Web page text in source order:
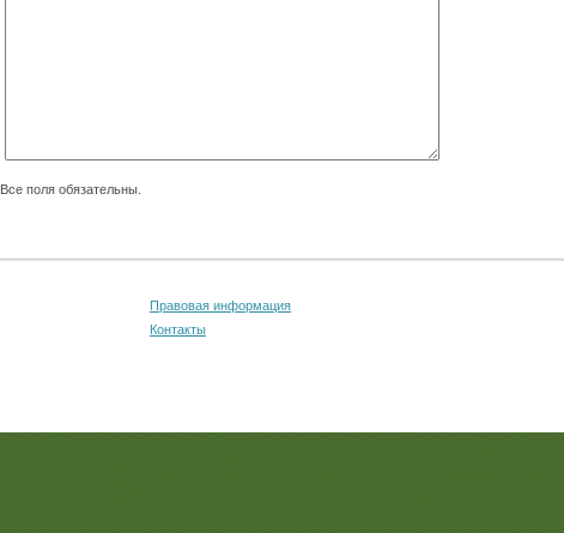
Все поля обязательны.
Правовая информация
Контакты